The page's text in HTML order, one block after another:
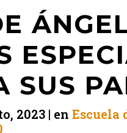
SUS
2023 en Escuela